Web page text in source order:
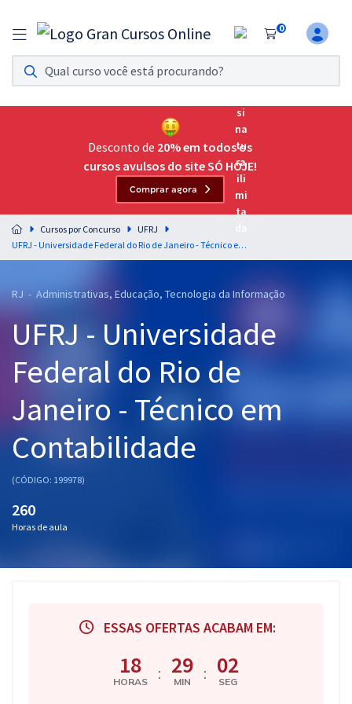
0
Assinatura Ilimitada 11
Acesso a todos os cursos. Teste grátis por 7 dias!
Assinatura OAB Até Passar
Acesso ilimitado a toda preparação para o Exame da
Residências Multiprofissionais
Preparação completa e intensiva para as principais
residências em saúde do Brasil
Cursos 20% OFF
Pós
Graduação
OAB
Questões grátis
Desconto de 20% em todos os
cursos avulsos do site SÓ HOJE!
Comprar agora
Cursos por Concurso
UFRJ
UFRJ - Universidade Federal do Rio de Janeiro - Técnico em Contabilidade
RJ - Administrativas, Educação, Tecnologia da Informação
UFRJ - Universidade
Federal do Rio de
Janeiro - Técnico em
Contabilidade
(CÓDIGO: 199978)
260
Horas de aula
ESSAS OFERTAS ACABAM EM:
18
HORAS : 29
MIN : 01
SEG